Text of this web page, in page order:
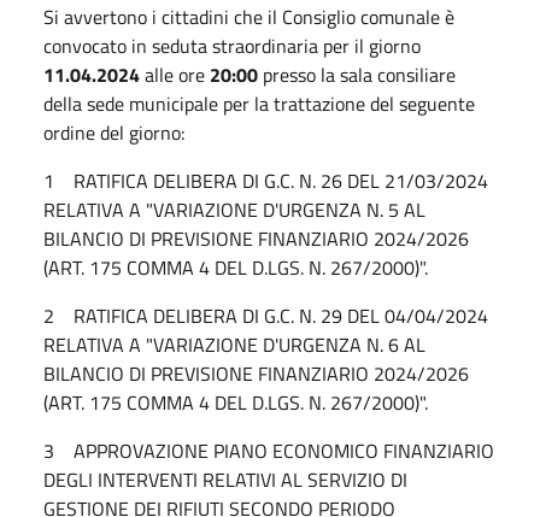
Si avvertono i cittadini che il Consiglio comunale è
convocato in seduta straordinaria per il giorno
11.04.2024alle ore 20:00 presso la sala consiliare
della sede municipale per la trattazione del seguente
ordine del giorno:
1 RATIFICA DELIBERA DI G.C. N. 26 DEL 21/03/2024
RELATIVA A "VARIAZIONE D'URGENZA N. 5 AL
BILANCIO DI PREVISIONE FINANZIARIO 2024/2026
(ART. 175 COMMA 4 DEL D.LGS. N. 267/2000)".
2 RATIFICA DELIBERA DI G.C. N. 29 DEL 04/04/2024
RELATIVA A "VARIAZIONE D'URGENZA N. 6 AL
BILANCIO DI PREVISIONE FINANZIARIO 2024/2026
(ART. 175 COMMA 4 DEL D.LGS. N. 267/2000)".
3 APPROVAZIONE PIANO ECONOMICO FINANZIARIO
DEGLI INTERVENTI RELATIVI AL SERVIZIO DI
GESTIONE DEI RIFIUTI SECONDO PERIODO